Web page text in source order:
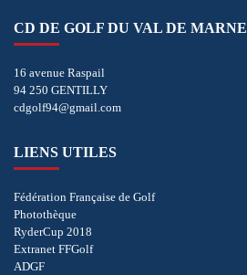
CD DE GOLF DU VAL DE MARNE
16 avenue Raspail
94 250 GENTILLY
cdgolf94@gmail.com
LIENS UTILES
Fédération Française de Golf
Photothèque
RyderCup 2018
Extranet FFGolf
ADGF